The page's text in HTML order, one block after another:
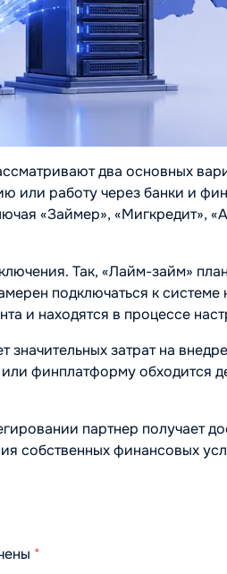
два основных
или работу через банки и
«Займер», «Мигкредит»,
Так, «Лайм-займ»
подключаться к
и находятся в процессе
затрат на
финплатформу обходится
партнер получает
собственных финансовых
*